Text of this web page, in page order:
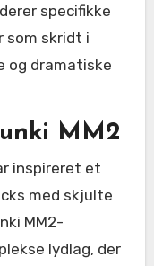
specifikke
som skridt i
og dramatiske
MM2
inspireret et
med skjulte
MM2-
lydlag, der